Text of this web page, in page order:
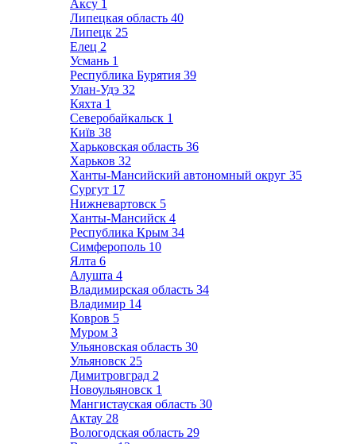
Аксу 1
Липецкая область 40
Липецк 25
Елец 2
Усмань 1
Республика Бурятия 39
Улан-Удэ 32
Кяхта 1
Северобайкальск 1
Київ 38
Харьковская область 36
Харьков 32
Ханты-Мансийский автономный округ 35
Сургут 17
Нижневартовск 5
Ханты-Мансийск 4
Республика Крым 34
Симферополь 10
Ялта 6
Алушта 4
Владимирская область 34
Владимир 14
Ковров 5
Муром 3
Ульяновская область 30
Ульяновск 25
Димитровград 2
Новоульяновск 1
Мангистауская область 30
Актау 28
Вологодская область 29